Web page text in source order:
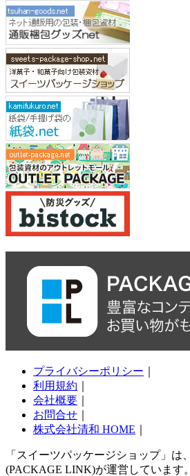
プライバシーポリシー
利用規約
会社概要
お問合せ
株式会社清和 HOME
「スイーツパッケージショップ」は、
(PACKAGE LINK)が運営しています。